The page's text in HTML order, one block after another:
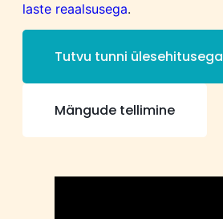
laste reaalsusega.
Tutvu tunni ülesehitusega
Mängude tellimine